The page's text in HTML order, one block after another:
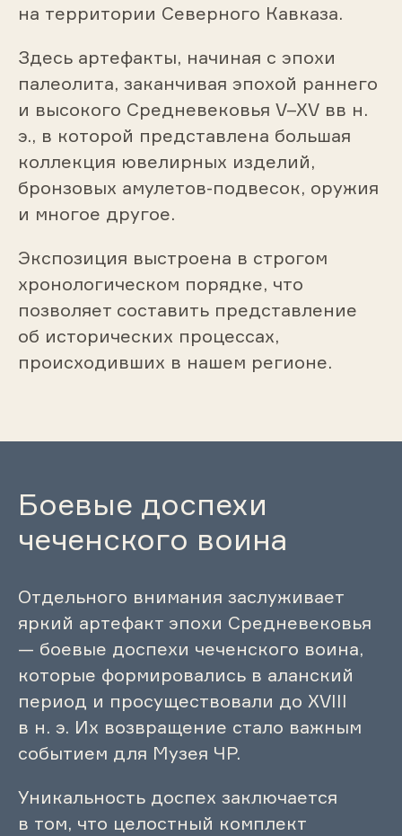
на территории Северного Кавказа.
Здесь артефакты, начиная с эпохи
палеолита, заканчивая эпохой раннего
и высокого Средневековья V–XV вв н.
э., в которой представлена большая
коллекция ювелирных изделий,
бронзовых амулетов-подвесок, оружия
и многое другое.
Экспозиция выстроена в строгом
хронологическом порядке, что
позволяет составить представление
об исторических процессах,
происходивших в нашем регионе.
Боевые доспехи
чеченского воина
Отдельного внимания заслуживает
яркий артефакт эпохи Средневековья
— боевые доспехи чеченского воина,
которые формировались в аланский
период и просуществовали до XVIII
в н. э. Их возвращение стало важным
событием для Музея ЧР.
Уникальность доспех заключается
в том, что целостный комплект